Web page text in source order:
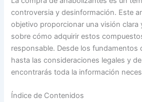
controversia y desinformación. Este
objetivo proporcionar una visión clara
sobre cómo adquirir estos
responsable. Desde los fundamentos
hasta las consideraciones legales y
encontrarás toda la información
Índice de Contenidos